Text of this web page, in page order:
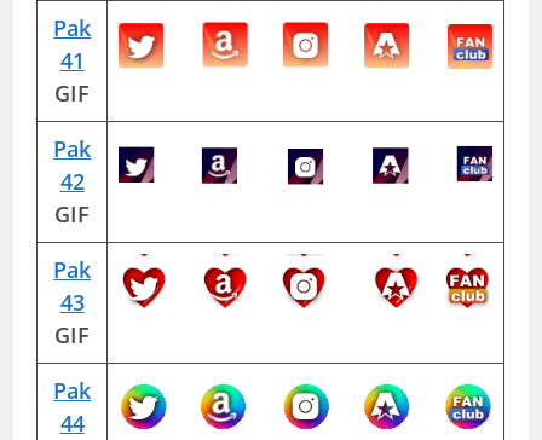
Pak
41
GIF
Pak
42
GIF
Pak
43
GIF
Pak
44